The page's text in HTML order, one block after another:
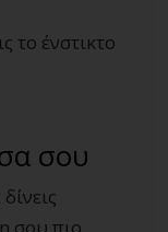
το ένστικτο
σου